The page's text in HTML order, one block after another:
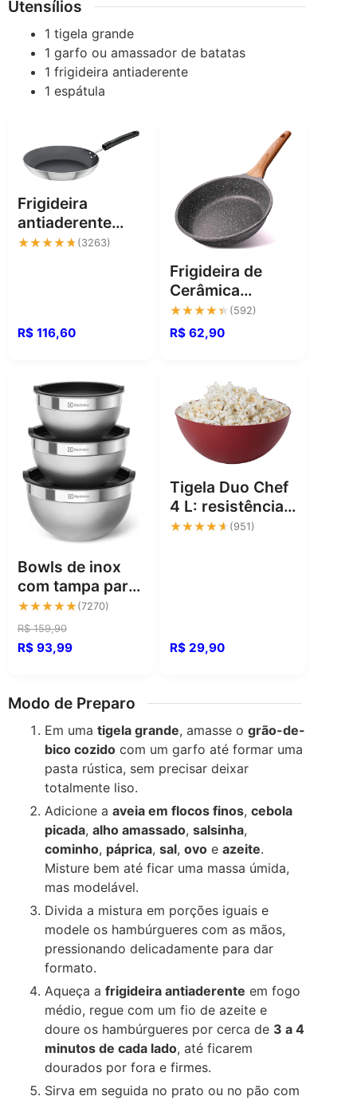
Utensílios
1 tigela grande
1 garfo ou amassador de batatas
1 frigideira antiaderente
1 espátula
Frigideira
antiaderente
Tramontina
★★★★★
★★★★★ (3263)
R$ 116,60
Frigideira de
Cerâmica
Grande com
Fundo para
★★★★★
★★★★★ (592)
R$ 62,90
Bowls de inox
com tampa para
manter tudo
organizado
★★★★★
★★★★★(7270)
R$ 159,90
R$ 93,99
Tigela Duo Chef
4 L: resistência e
praticidade para
★★★★★
★★★★★ (951)
R$ 29,90
Modo de Preparo
Em umatigela grande, amasse ogrão-de-
bico cozido com um garfo até formar uma
pasta rústica, sem precisar deixar
totalmente liso.
Adicione aaveia em flocos finos,cebola
picada,alho amassado,salsinha,
cominho, páprica,sal,ovo eazeite.
Misture bem até ficar uma massa úmida,
mas modelável.
Divida a mistura em porções iguais e
modele os hambúrgueres com as mãos,
pressionando delicadamente para dar
formato.
Aqueça afrigideira antiaderente em fogo
médio, regue com um fio de azeite e
doure os hambúrgueres por cerca de 3 a 4
minutos de cada lado, até ficarem
dourados por fora e firmes.
Sirva em seguida no prato ou no pão com